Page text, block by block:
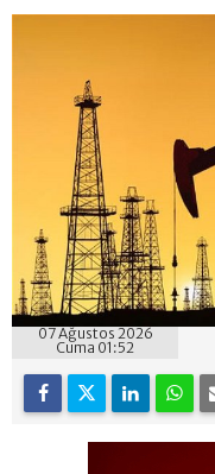
07 Ağustos 2026
Cuma 01:52